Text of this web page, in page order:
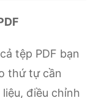
tệp PDF bạn
thứ tự cần
điều chỉnh